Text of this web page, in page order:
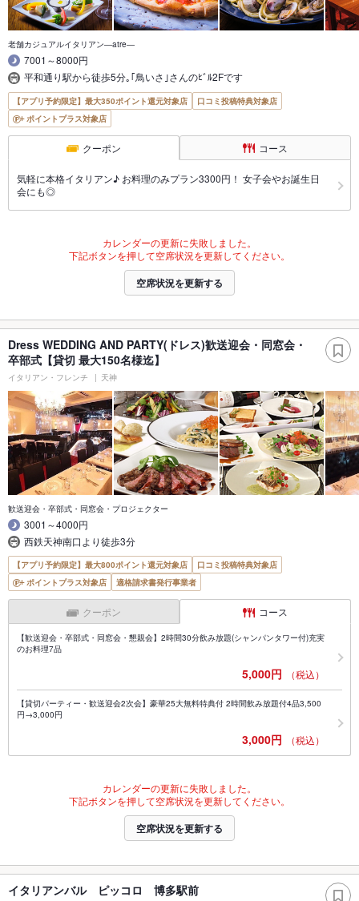
老舗カジュアルイタリアン―atre―
7001～8000円
平和通り駅から徒歩5分｡｢鳥いさ｣さんのﾋﾞﾙ2Fです
【アプリ予約限定】最大350ポイント還元対象店
口コミ投稿特典対象店
ポイントプラス対象店
クーポン コース
気軽に本格イタリアン♪ お料理のみプラン3300円！ 女子会やお誕生日
会にも◎
カレンダーの更新に失敗しました。
下記ボタンを押して空席状況を更新してください。
空席状況を更新する
Dress WEDDING AND PARTY(ドレス)歓送迎会・同窓会・
卒部式【貸切 最大150名様迄】
イタリアン・フレンチ 天神
歓送迎会・卒部式・同窓会・プロジェクター
3001～4000円
西鉄天神南口より徒歩3分
【アプリ予約限定】最大800ポイント還元対象店
口コミ投稿特典対象店
ポイントプラス対象店
適格請求書発行事業者
クーポン コース
【歓送迎会・卒部式・同窓会・懇親会】2時間30分飲み放題(シャンパンタワー付)充実
のお料理7品
5,000円 （税込）
【貸切パーティー・歓送迎会2次会】豪華25大無料特典付 2時間飲み放題付4品3,500
円→3,000円
3,000円 （税込）
カレンダーの更新に失敗しました。
下記ボタンを押して空席状況を更新してください。
空席状況を更新する
イタリアンバル ピッコロ 博多駅前